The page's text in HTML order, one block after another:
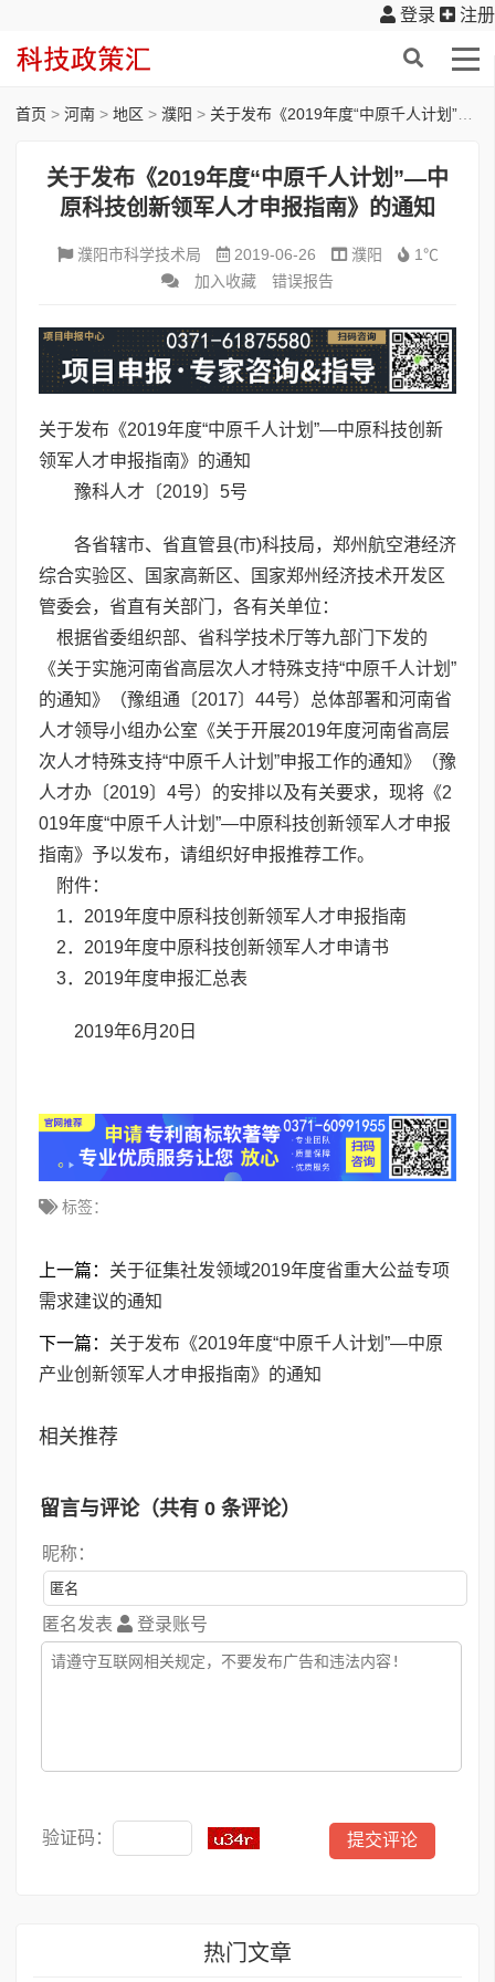
登录 注册
首页 > 河南 > 地区 > 濮阳 > 关于发布《2019年度“中原千人计划”—中原科技创新领军人才申报指南》的通知
关于发布《2019年度“中原千人计划”—中
原科技创新领军人才申报指南》的通知
濮阳市科学技术局 2019-06-26 濮阳
1℃
加入收藏
错误报告
关于发布《2019年度“中原千人计划”—中原科技创新
领军人才申报指南》的通知
豫科人才〔2019〕5号
各省辖市、省直管县(市)科技局，郑州航空港经济
综合实验区、国家高新区、国家郑州经济技术开发区
管委会，省直有关部门，各有关单位：
根据省委组织部、省科学技术厅等九部门下发的
《关于实施河南省高层次人才特殊支持“中原千人计划”
的通知》（豫组通〔2017〕44号）总体部署和河南省
人才领导小组办公室《关于开展2019年度河南省高层
次人才特殊支持“中原千人计划”申报工作的通知》（豫
人才办〔2019〕4号）的安排以及有关要求，现将《2
019年度“中原千人计划”—中原科技创新领军人才申报
指南》予以发布，请组织好申报推荐工作。
附件：
1．2019年度中原科技创新领军人才申报指南
2． 2019年度中原科技创新领军人才申请书
3．2019年度申报汇总表
2019年6月20日
标签：
上一篇： 关于征集社发领域2019年度省重大公益专项
需求建议的通知
下一篇： 关于发布《2019年度“中原千人计划”—中原
产业创新领军人才申报指南》的通知
相关推荐
留言与评论（共有 0 条评论）
昵称：
匿名发表 登录账号
验证码：
热门文章